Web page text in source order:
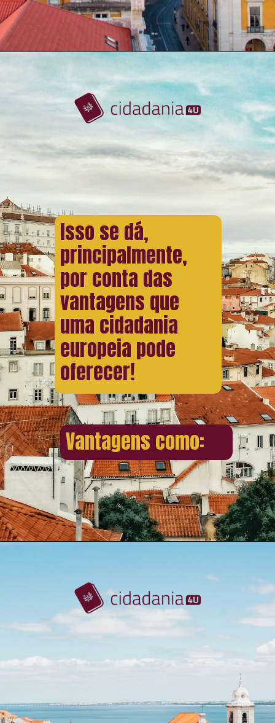
Isso se dá,
principalmente,
por conta das
vantagens que
uma cidadania
europeia pode
oferecer!
Vantagens como: